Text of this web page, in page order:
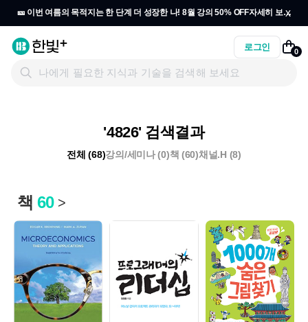
🎫 이번 여름의 목적지는 한 단계 더 성장한 나! 8월 강의 50% OFF자세히 보기
x
로그인 0
'4826' 검색결과
전체 (68)강의/세미나 (0)책 (60)채널.H (8)
책 60 >